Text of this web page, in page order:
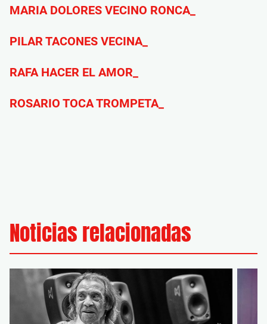
MARIA DOLORES VECINO RONCA_
PILAR TACONES VECINA_
RAFA HACER EL AMOR_
ROSARIO TOCA TROMPETA_
Noticias relacionadas